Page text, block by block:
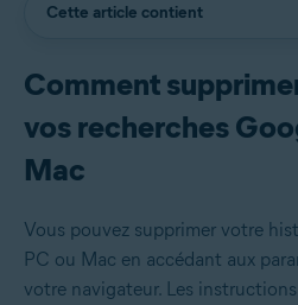
Cette article contient
Comment
vos recherches
Mac
Vous pouvez supprimer votre
PC ou Mac en accédant aux
votre navigateur. Les